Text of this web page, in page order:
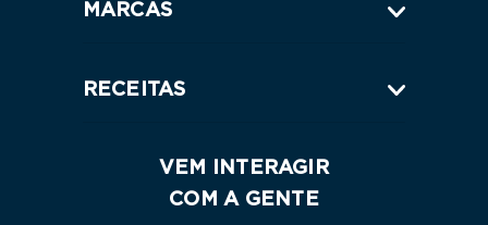
MARCAS
RECEITAS
VEM INTERAGIR
COM A GENTE